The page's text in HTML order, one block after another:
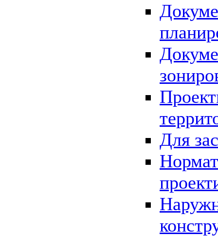
Для